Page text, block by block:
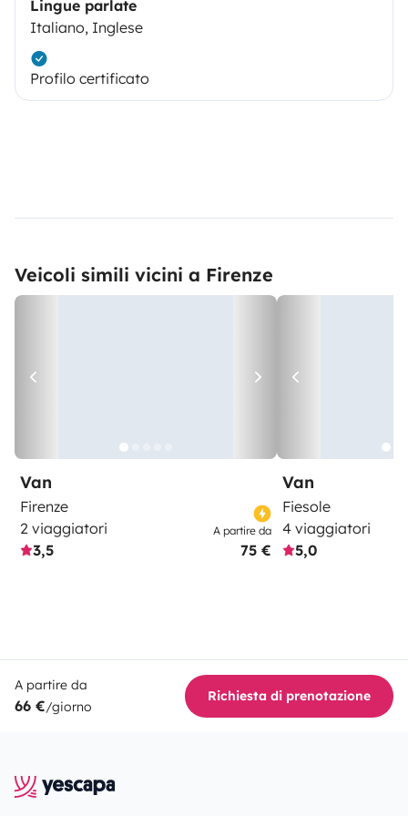
Lingue parlate
Italiano, Inglese
Profilo certificato
Veicoli simili vicini a Firenze
Van
Firenze
2 viaggiatori
3,5
A partire da
75 €
Van
Fiesole
4 viaggiatori
5,0
A partire da
66 €/giorno
Richiesta di prenotazione